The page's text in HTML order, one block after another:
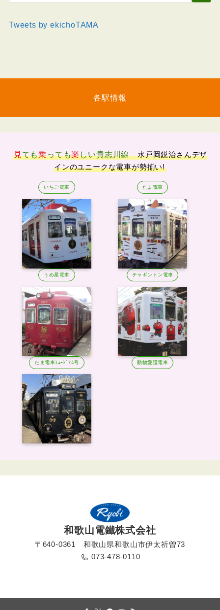
Tweets by ekichoTAMA
各駅情報
見ても乗っても楽しい貴志川線
水戸岡鋭治さんデザ
インのユニークな電車が勢揃い!
いちご電車 たま電車
うめ星電車 チャギントン電車
たま電車ﾐｭｰｼﾞｱﾑ号 動物愛護電車
和歌山電鐵株式会社
〒640-0361 和歌山県和歌山市伊太祈曽73
073-478-0110